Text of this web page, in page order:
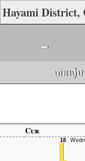
-
បានធ្វ
Cur